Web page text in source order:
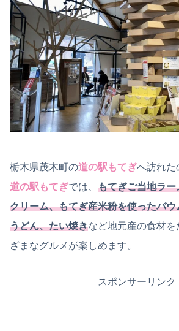
栃木県茂木町の道の駅もてぎへ訪れた
道の駅もてぎでは、 もてぎご当地ラ
クリーム、もてぎ産米粉を使ったバ
うどん、たい焼きなど地元産の食材を
ざまなグルメが楽しめます。
スポンサーリンク